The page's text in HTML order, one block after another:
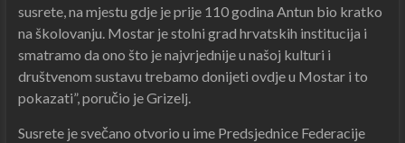
susrete, na mjestu gdje je prije 110 godina Antun bio kratko
na školovanju. Mostar je stolni grad hrvatskih institucija i
smatramo da ono što je najvrjednije u našoj kulturi i
društvenom sustavu trebamo donijeti ovdje u Mostar i to
pokazati”, poručio je Grizelj.
Susrete je svečano otvorio u ime Predsjednice Federacije